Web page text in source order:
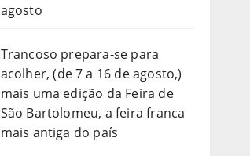
agosto
Trancoso prepara-se para
acolher, (de 7 a 16 de agosto,)
mais uma edição da Feira de
São Bartolomeu, a feira franca
mais antiga do país